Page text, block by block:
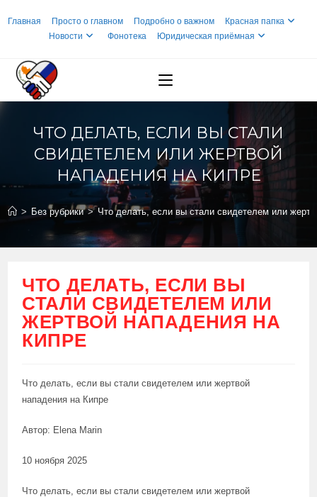
Главная Просто о главном Подробно о важном
Красная папка
Новости
Фонотека Юридическая приёмная
ЧТО ДЕЛАТЬ, ЕСЛИ ВЫ СТАЛИ
СВИДЕТЕЛЕМ ИЛИ ЖЕРТВОЙ
НАПАДЕНИЯ НА КИПРЕ
> Без рубрики > Что делать, если вы стали свидетелем или
ЧТО ДЕЛАТЬ, ЕСЛИ ВЫ
СТАЛИ СВИДЕТЕЛЕМ ИЛИ
ЖЕРТВОЙ НАПАДЕНИЯ НА
КИПРЕ
Что делать, если вы стали свидетелем или жертвой
нападения на Кипре
Автор: Elena Marin
10 ноября 2025
Что делать, если вы стали свидетелем или жертвой